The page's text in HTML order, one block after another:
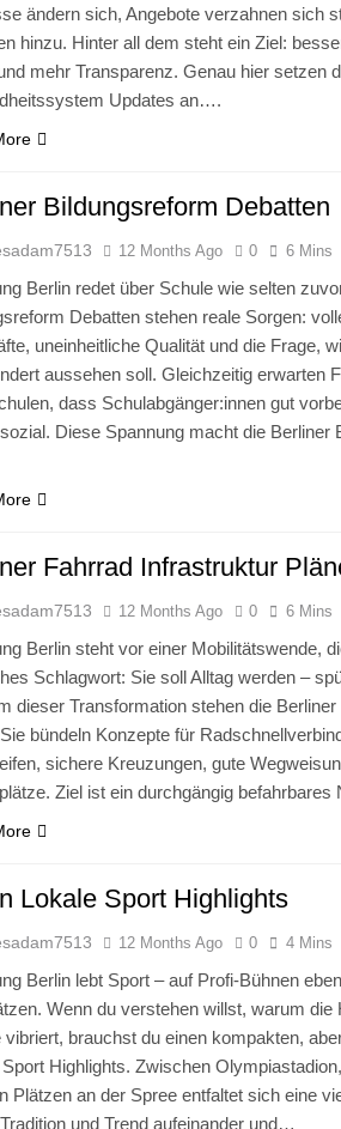
ändern sich, Angebote verzahnen sich
hinzu. Hinter all dem steht ein Ziel:
mehr Transparenz. Genau hier setzen
Updates an….
Bildungsreform Debatten
12 Months Ago 0 6 Mins
Berlin redet über Schule wie selten
Debatten stehen reale Sorgen:
uneinheitliche Qualität und die Frage,
aussehen soll. Gleichzeitig erwarten
dass Schulabgänger:innen gut
Diese Spannung macht die Berliner
Fahrrad Infrastruktur
12 Months Ago 0 6 Mins
Berlin steht vor einer Mobilitätswende,
Schlagwort: Sie soll Alltag werden –
dieser Transformation stehen die
bündeln Konzepte für
sichere Kreuzungen, gute
Ziel ist ein durchgängig
Lokale Sport Highlights
12 Months Ago 0 4 Mins
Berlin lebt Sport – auf Profi-Bühnen
Wenn du verstehen willst, warum die
vibriert, brauchst du einen kompakten,
Highlights. Zwischen
Plätzen an der Spree entfaltet sich eine
und Trend aufeinander und…